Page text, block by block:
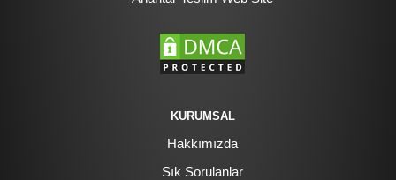
KURUMSAL
Hakkımızda
Sık Sorulanlar